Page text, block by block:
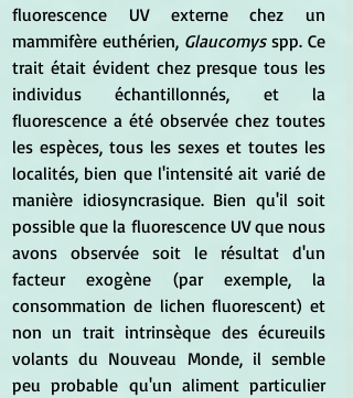
fluorescence UV externe chez un
mammifère euthérien, Glaucomys spp. Ce
trait était évident chez presque tous les
individus échantillonnés, et la
fluorescence a été observée chez toutes
les espèces, tous les sexes et toutes les
localités, bien que l'intensité ait varié de
manière idiosyncrasique. Bien qu'il soit
possible que la fluorescence UV que nous
avons observée soit le résultat d'un
facteur exogène (par exemple, la
consommation de lichen fluorescent) et
non un trait intrinsèque des écureuils
volants du Nouveau Monde, il semble
peu probable qu'un aliment particulier